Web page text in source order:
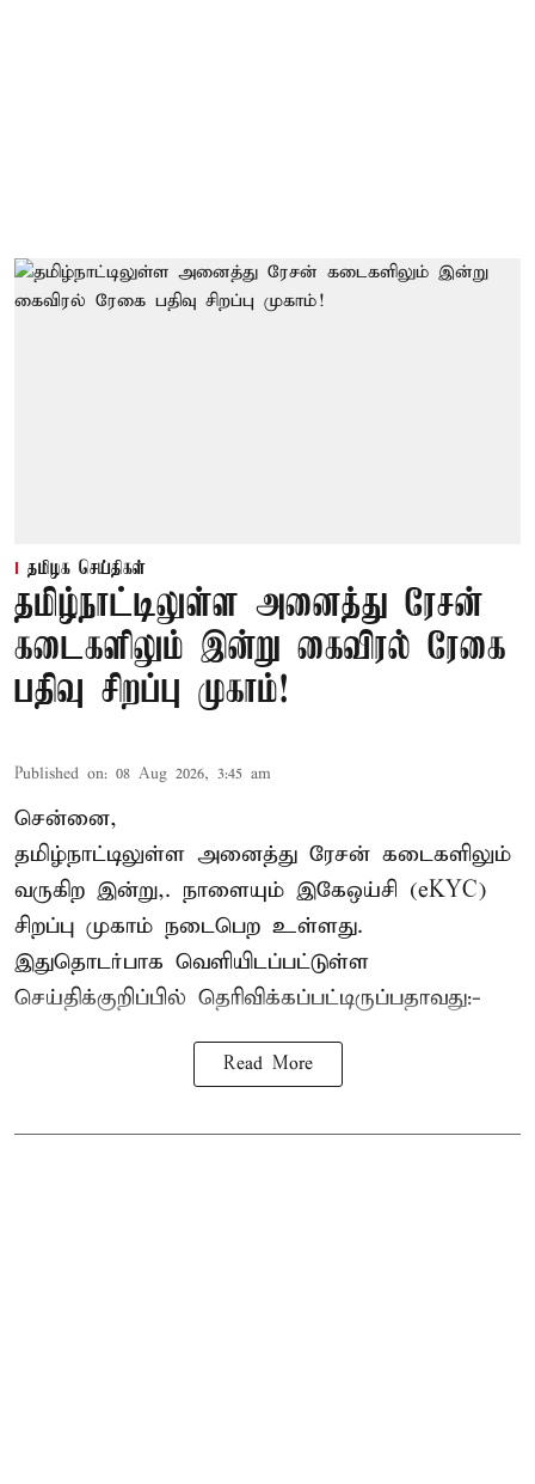
தமிழக செய்திகள்
தமிழ்நாட்டிலுள்ள அனைத்து ரேசன்
கடைகளிலும் இன்று கைவிரல் ரேகை
பதிவு சிறப்பு முகாம்!
Published on: 08 Aug 2026, 3:45 am
சென்னை,
தமிழ்நாட்டிலுள்ள அனைத்து ரேசன் கடைகளிலும்
வருகிற இன்று,. நாளையும் இகேஒய்சி (eKYC)
சிறப்பு முகாம் நடைபெற உள்ளது.
இதுதொடர்பாக வெளியிடப்பட்டுள்ள
செய்திக்குறிப்பில் தெரிவிக்கப்பட்டிருப்பதாவது:-
Read More